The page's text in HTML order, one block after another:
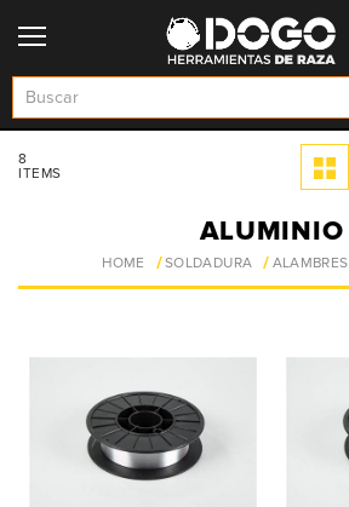
ALUMINIO
HOME SOLDADURA ALAMBRES
8
ITEMS